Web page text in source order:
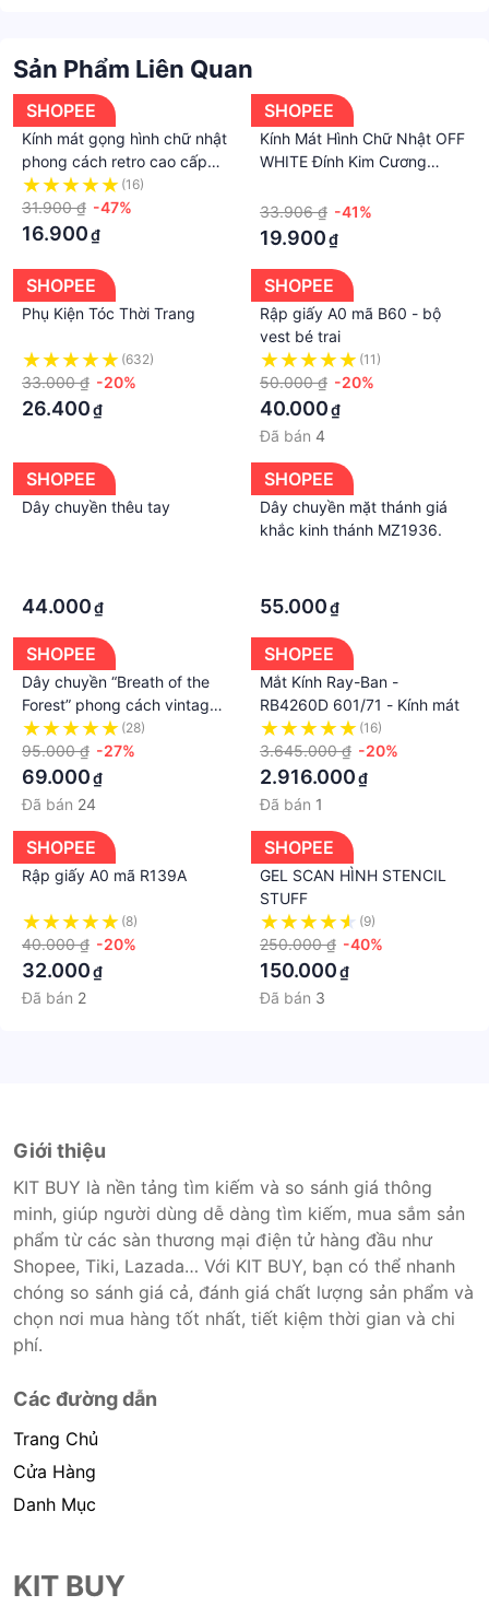
Sản Phẩm Liên Quan
SHOPEE
Kính mát gọng hình chữ nhật
phong cách retro cao cấp
2021
(16)
31.900 ₫ -47%
16.900₫
SHOPEE
Kính Mát Hình Chữ Nhật OFF
WHITE Đính Kim Cương
33.906 ₫ -41%
19.900₫
SHOPEE
Phụ Kiện Tóc Thời Trang
(632)
33.000 ₫ -20%
26.400₫
SHOPEE
Rập giấy A0 mã B60 - bộ
vest bé trai
(11)
50.000 ₫ -20%
40.000₫
Đã bán 4
SHOPEE
Dây chuyền thêu tay
44.000₫
SHOPEE
Dây chuyền mặt thánh giá
khắc kinh thánh MZ1936.
55.000₫
SHOPEE
Dây chuyền “Breath of the
Forest” phong cách vintage |
Tiệm xanh láa (28)
95.000 ₫ -27%
69.000₫
Đã bán 24
SHOPEE
Mắt Kính Ray-Ban -
RB4260D 601/71 - Kính mát
(16)
3.645.000 ₫ -20%
2.916.000₫
Đã bán 1
SHOPEE
Rập giấy A0 mã R139A
(8)
40.000 ₫ -20%
32.000₫
Đã bán 2
SHOPEE
GEL SCAN HÌNH STENCIL
STUFF
(9)
250.000 ₫ -40%
150.000₫
Đã bán 3
Giới thiệu
KIT BUY là nền tảng tìm kiếm và so sánh giá thông
minh, giúp người dùng dễ dàng tìm kiếm, mua sắm sản
phẩm từ các sàn thương mại điện tử hàng đầu như
Shopee, Tiki, Lazada… Với KIT BUY, bạn có thể nhanh
chóng so sánh giá cả, đánh giá chất lượng sản phẩm và
chọn nơi mua hàng tốt nhất, tiết kiệm thời gian và chi
phí.
Các đường dẫn
Trang Chủ
Cửa Hàng
Danh Mục
KIT BUY